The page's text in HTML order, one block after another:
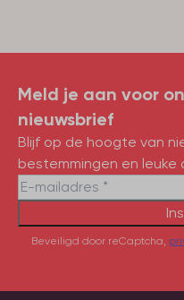
Meld je aan voor
nieuwsbrief
Blijf op de hoogte van
bestemmingen en leuke
Beveiligd door reCaptcha,